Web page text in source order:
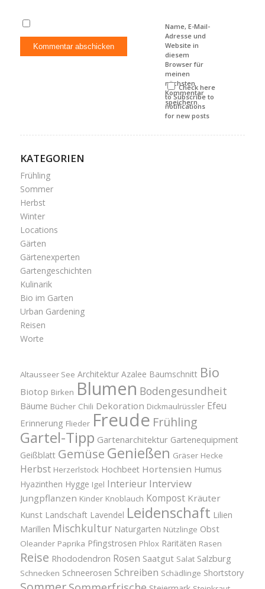
Name, E-Mail-
Adresse und
Website in
diesem
Browser für
meinen
nächsten
Kommentar
speichern.
Check here
to Subscribe to
notifications
for new posts
KATEGORIEN
Frühling
Sommer
Herbst
Winter
Locations
Gärten
Gärtenexperten
Gartengeschichten
Kulinarik
Bio im Garten
Urban Gardening
Reisen
Worte
Altausseer See Architektur Azalee Baumschnitt Bio
Biotop Birken Blumen Bodengesundheit
Bäume Bücher Chili Dekoration Dickmaulrüssler Efeu
Erinnerung Flieder Freude Frühling
Gartel-Tipp Gartenarchitektur Gartenequipment
Geißblatt Gemüse Genießen Gräser Hecke
Herbst Herzerlstock Hochbeet Hortensien Humus
Hyazinthen Hygge Igel Interieur Interview
Jungpflanzen Kinder Knoblauch Kompost Kräuter
Kunst Landschaft Lavendel Leidenschaft Lilien
Marillen Mischkultur Naturgarten Nützlinge Obst
Oleander Paprika Pfingstrosen Phlox Raritäten Rasen
Reise Rhododendron Rosen Saatgut Salat Salzburg
Schnecken Schneerosen Schreiben Schädlinge Shortstory